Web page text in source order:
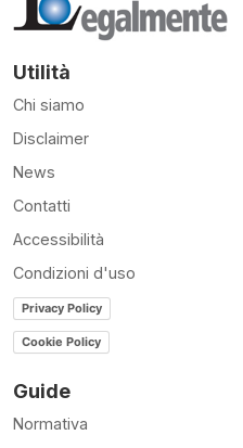
Utilità
Chi siamo
Disclaimer
News
Contatti
Accessibilità
Condizioni d'uso
Privacy Policy
Cookie Policy
Guide
Normativa